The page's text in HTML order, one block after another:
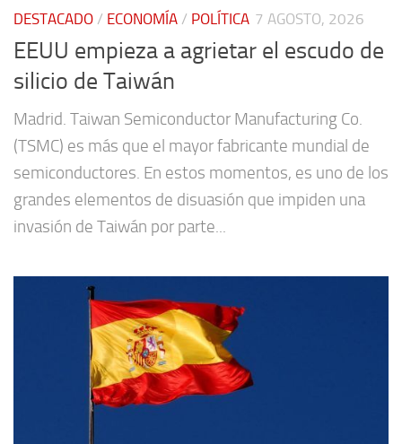
DESTACADO / ECONOMÍA / POLÍTICA 7 AGOSTO, 2026
EEUU empieza a agrietar el escudo de
silicio de Taiwán
Madrid. Taiwan Semiconductor Manufacturing Co.
(TSMC) es más que el mayor fabricante mundial de
semiconductores. En estos momentos, es uno de los
grandes elementos de disuasión que impiden una
invasión de Taiwán por parte...